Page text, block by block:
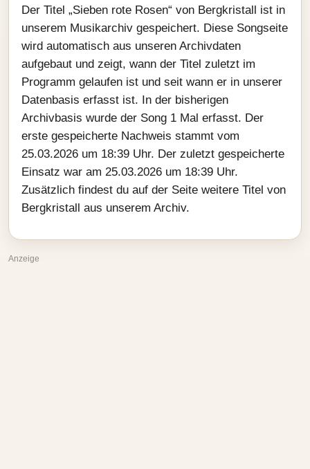
Der Titel „Sieben rote Rosen“ von Bergkristall ist in
unserem Musikarchiv gespeichert. Diese Songseite
wird automatisch aus unseren Archivdaten
aufgebaut und zeigt, wann der Titel zuletzt im
Programm gelaufen ist und seit wann er in unserer
Datenbasis erfasst ist. In der bisherigen
Archivbasis wurde der Song 1 Mal erfasst. Der
erste gespeicherte Nachweis stammt vom
25.03.2026 um 18:39 Uhr. Der zuletzt gespeicherte
Einsatz war am 25.03.2026 um 18:39 Uhr.
Zusätzlich findest du auf der Seite weitere Titel von
Bergkristall aus unserem Archiv.
Anzeige